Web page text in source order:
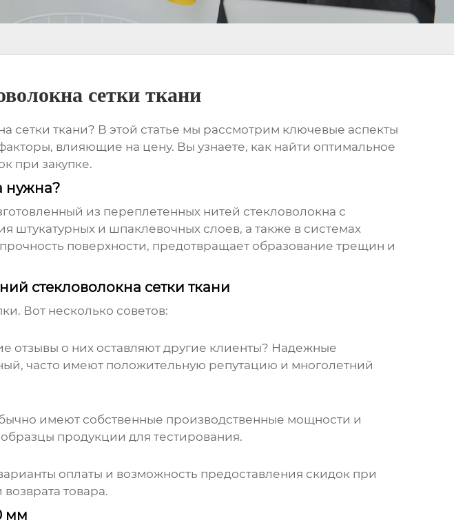
сетки ткани
сетки ткани? В этой статье мы рассмотрим ключевые аспекты
влияющие на цену. Вы узнаете, как найти оптимальное
при закупке.
нужна?
из переплетенных нитей стекловолокна с
штукатурных и шпаклевочных слоев, а также в системах
поверхности, предотвращает образование трещин и
стекловолокна сетки ткани
Вот несколько советов:
отзывы о них оставляют другие клиенты? Надежные
часто имеют положительную репутацию и многолетний
имеют собственные производственные мощности и
образцы продукции для тестирования.
оплаты и возможность предоставления скидок при
товара.
мм